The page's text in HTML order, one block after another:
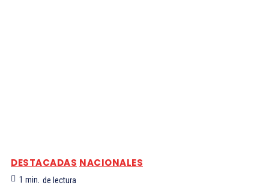
DESTACADAS NACIONALES
1 min. de lectura